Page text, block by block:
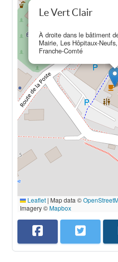
Le Vert Clair
À droite dans le bâtiment
Mairie, Les Hôpitaux-
Franche-Comté
Leaflet | Map data ©
Imagery ©Mapbox